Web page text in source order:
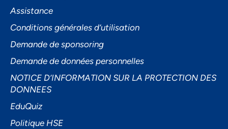
Assistance
Conditions générales d’utilisation
Demande de sponsoring
Demande de données personnelles
NOTICE D’INFORMATION SUR LA PROTECTION DES
DONNEES
EduQuiz
Politique HSE
Accepter
Decline